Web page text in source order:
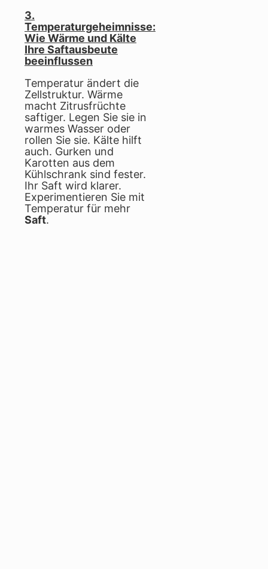
3.
Temperaturgeheimnisse:
Wie Wärme und Kälte
Ihre Saftausbeute
beeinflussen
Temperatur ändert die
Zellstruktur. Wärme
macht Zitrusfrüchte
saftiger. Legen Sie sie in
warmes Wasser oder
rollen Sie sie. Kälte hilft
auch. Gurken und
Karotten aus dem
Kühlschrank sind fester.
Ihr Saft wird klarer.
Experimentieren Sie mit
Temperatur für mehr
Saft.